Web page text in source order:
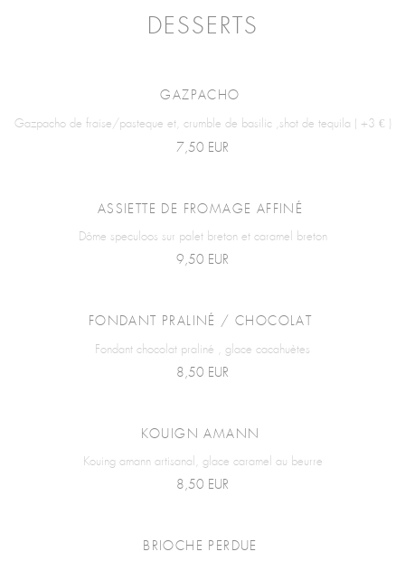
DESSERTS
GAZPACHO
Gazpacho de fraise/pasteque et, crumble de basilic ,shot de tequila ( +3 € )
7,50 EUR
ASSIETTE DE FROMAGE AFFINÉ
Dôme speculoos sur palet breton et caramel breton
9,50 EUR
FONDANT PRALINÉ / CHOCOLAT
Fondant chocolat praliné , glace cacahuètes
8,50 EUR
KOUIGN AMANN
Kouing amann artisanal, glace caramel au beurre
8,50 EUR
BRIOCHE PERDUE